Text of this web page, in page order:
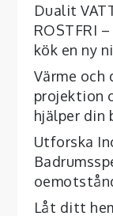
Dualit
ROSTFRI
kök en ny
Värme och
projektion
hjälper din
Utforska
Låt ditt